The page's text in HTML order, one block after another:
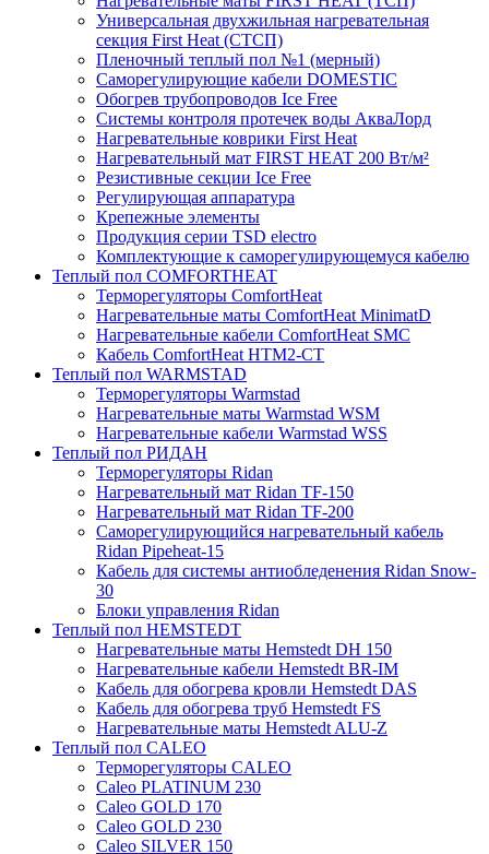
Универсальная двухжильная нагревательная
секция First Heat (СТСП)
Пленочный теплый пол №1 (мерный)
Саморегулирующие кабели DOMESTIC
Обогрев трубопроводов Ice Free
Системы контроля протечек воды АкваЛорд
Нагревательные коврики First Heat
Нагревательный мат FIRST HEAT 200 Вт/м²
Резистивные секции Ice Free
Регулирующая аппаратура
Крепежные элементы
Продукция серии TSD electro
Комплектующие к саморегулирующемуся кабелю
Теплый пол COMFORTHEAT
Терморегуляторы ComfortHeat
Нагревательные маты ComfortHeat MinimatD
Нагревательные кабели ComfortHeat SMC
Кабель ComfortHeat HTM2-CT
Теплый пол WARMSTAD
Терморегуляторы Warmstad
Нагревательные маты Warmstad WSM
Нагревательные кабели Warmstad WSS
Теплый пол РИДАН
Терморегуляторы Ridan
Нагревательный мат Ridan TF-150
Нагревательный мат Ridan TF-200
Саморегулирующийся нагревательный кабель
Ridan Pipeheat-15
Кабель для системы антиобледенения Ridan Snow-
30
Блоки управления Ridan
Теплый пол HEMSTEDT
Нагревательные маты Hemstedt DH 150
Нагревательные кабели Hemstedt BR-IM
Кабель для обогрева кровли Hemstedt DAS
Кабель для обогрева труб Hemstedt FS
Нагревательные маты Hemstedt ALU-Z
Теплый пол CALEO
Терморегуляторы CALEO
Caleo PLATINUM 230
Caleo GOLD 170
Caleo GOLD 230
Caleo SILVER 150